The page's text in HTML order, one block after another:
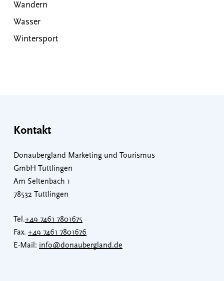
Wandern
Wasser
Wintersport
Kontakt
Donaubergland Marketing und Tourismus
GmbH Tuttlingen
Am Seltenbach 1
78532 Tuttlingen
Tel.+49 7461 7801675
Fax. +49 7461 7801676
E-Mail: info@donaubergland.de